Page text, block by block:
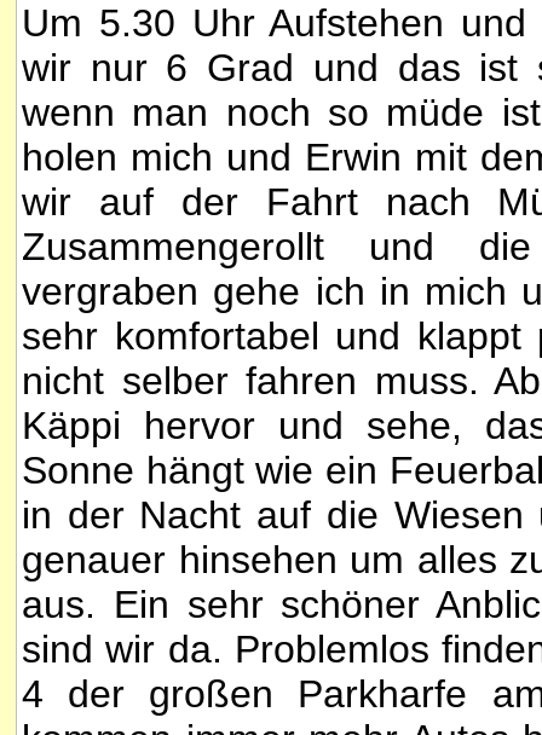
Um 5.30 Uhr Aufstehen
wir nur 6 Grad und das ist
wenn man noch so müde
holen mich und Erwin mit
wir auf der Fahrt nach
Zusammengerollt und
vergraben gehe ich in mich
sehr komfortabel und
nicht selber fahren muss.
Käppi hervor und sehe,
Sonne hängt wie ein
in der Nacht auf die
genauer hinsehen um alles
aus. Ein sehr schöner
sind wir da. Problemlos
4 der großen Parkharfe